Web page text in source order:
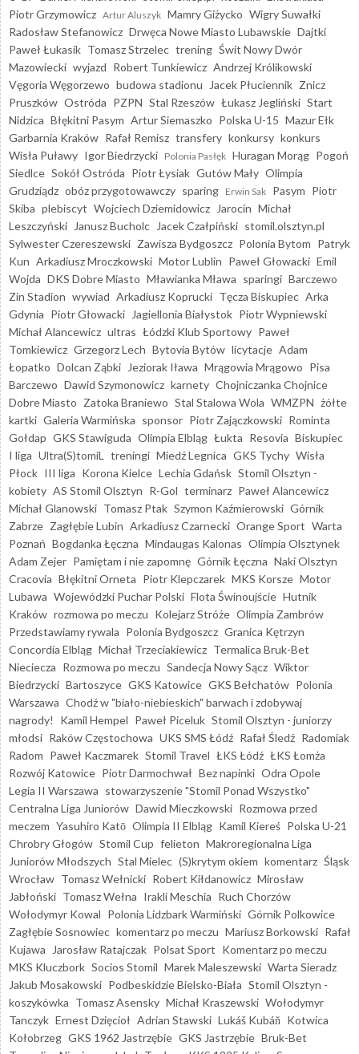
Piotr Grzymowicz Artur Aluszyk Mamry Giżycko Wigry Suwałki
Radosław Stefanowicz Drwęca Nowe Miasto Lubawskie Dajtki
Paweł Łukasik Tomasz Strzelec trening Świt Nowy Dwór
Mazowiecki wyjazd Robert Tunkiewicz Andrzej Królikowski
Vęgoria Węgorzewo budowa stadionu Jacek Płuciennik Znicz
Pruszków Ostróda PZPN Stal Rzeszów Łukasz Jegliński Start
Nidzica Błękitni Pasym Artur Siemaszko Polska U-15 Mazur Ełk
Garbarnia Kraków Rafał Remisz transfery konkursy konkurs
Wisła Puławy Igor Biedrzycki Polonia Pasłęk Huragan Morąg Pogoń
Siedlce Sokół Ostróda Piotr Łysiak Gutów Mały Olimpia
Grudziądz obóz przygotowawczy sparing Erwin Sak Pasym Piotr
Skiba plebiscyt Wojciech Dziemidowicz Jarocin Michał
Leszczyński
Janusz Bucholc Jacek Czałpiński stomil.olsztyn.pl
Sylwester Czereszewski Zawisza Bydgoszcz Polonia Bytom Patryk
Kun Arkadiusz Mroczkowski Motor Lublin Paweł Głowacki Emil
Wojda DKS Dobre Miasto Mławianka Mława sparingi Barczewo
Zin Stadion wywiad Arkadiusz Koprucki Tęcza Biskupiec Arka
Gdynia Piotr Głowacki Jagiellonia Białystok Piotr Wypniewski
Michał Alancewicz ultras Łódzki Klub Sportowy Paweł
Tomkiewicz Grzegorz Lech Bytovia Bytów licytacje Adam
Łopatko Dolcan Ząbki Jeziorak Iława Mrągowia Mrągowo Pisa
Barczewo Dawid Szymonowicz karnety Chojniczanka Chojnice
Dobre Miasto Zatoka Braniewo Stal Stalowa Wola WMZPN żółte
kartki Galeria Warmińska sponsor Piotr Zajączkowski Rominta
Gołdap GKS Stawiguda Olimpia Elbląg Łukta Resovia Biskupiec
I liga Ultra(S)tomiL treningi Miedź Legnica GKS Tychy Wisła
Płock III liga Korona Kielce Lechia Gdańsk Stomil Olsztyn -
kobiety AS Stomil Olsztyn R-Gol terminarz Paweł Alancewicz
Michał Glanowski Tomasz Ptak Szymon Kaźmierowski Górnik
Zabrze Zagłębie Lubin Arkadiusz Czarnecki Orange Sport Warta
Poznań Bogdanka Łęczna Mindaugas Kalonas Olimpia Olsztynek
Adam Zejer Pamiętam i nie zapomnę Górnik Łęczna Naki Olsztyn
Cracovia Błękitni Orneta Piotr Klepczarek MKS Korsze Motor
Lubawa Wojewódzki Puchar Polski Flota Świnoujście Hutnik
Kraków rozmowa po meczu Kolejarz Stróże Olimpia Zambrów
Przedstawiamy rywala Polonia Bydgoszcz Granica Kętrzyn
Concordia Elbląg Michał Trzeciakiewicz Termalica Bruk-Bet
Nieciecza Rozmowa po meczu Sandecja Nowy Sącz Wiktor
Biedrzycki Bartoszyce GKS Katowice GKS Bełchatów Polonia
Warszawa Chodź w "biało-niebieskich" barwach i zdobywaj
nagrody!
Kamil Hempel Paweł Piceluk Stomil Olsztyn - juniorzy
młodsi Raków Częstochowa UKS SMS Łódź Rafał Śledź Radomiak
Radom Paweł Kaczmarek Stomil Travel ŁKS Łódź ŁKS Łomża
Rozwój Katowice Piotr Darmochwał Bez napinki Odra Opole
Legia II Warszawa stowarzyszenie "Stomil Ponad Wszystko"
Centralna Liga Juniorów Dawid Mieczkowski Rozmowa przed
meczem Yasuhiro Katō Olimpia II Elbląg Kamil Kiereś Polska U-21
Chrobry Głogów Stomil Cup felieton Makroregionalna Liga
Juniorów Młodszych Stal Mielec (S)krytym okiem komentarz Śląsk
Wrocław Tomasz Wełnicki Robert Kiłdanowicz Mirosław
Jabłoński Tomasz Wełna Irakli Meschia Ruch Chorzów
Wołodymyr Kowal Polonia Lidzbark Warmiński Górnik Polkowice
Zagłębie Sosnowiec komentarz po meczu Mariusz Borkowski Rafał
Kujawa
Jarosław Ratajczak Polsat Sport Komentarz po meczu
MKS Kluczbork Socios Stomil Marek Maleszewski Warta Sieradz
Jakub Mosakowski Podbeskidzie Bielsko-Biała Stomil Olsztyn -
koszykówka Tomasz Asensky Michał Kraszewski Wołodymyr
Tanczyk Ernest Dzięcioł Adrian Stawski Lukáš Kubáň Kotwica
Kołobrzeg GKS 1962 Jastrzębie GKS Jastrzębie Bruk-Bet